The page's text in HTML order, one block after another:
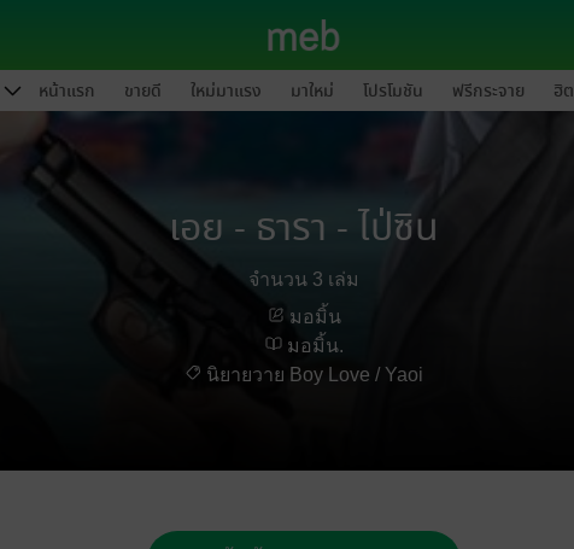
หน้าแรก ขายดี ใหม่มาแรง มาใหม่ โปรโมชัน ฟรีกระจาย ฮิ
เอย - ธารา - ไป่ซิน
จำนวน 3 เล่ม
มอมิ้น
มอมิ้น.
นิยายวาย Boy Love / Yaoi